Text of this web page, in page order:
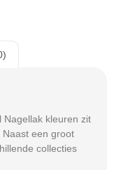
kleuren zit
een groot
collecties